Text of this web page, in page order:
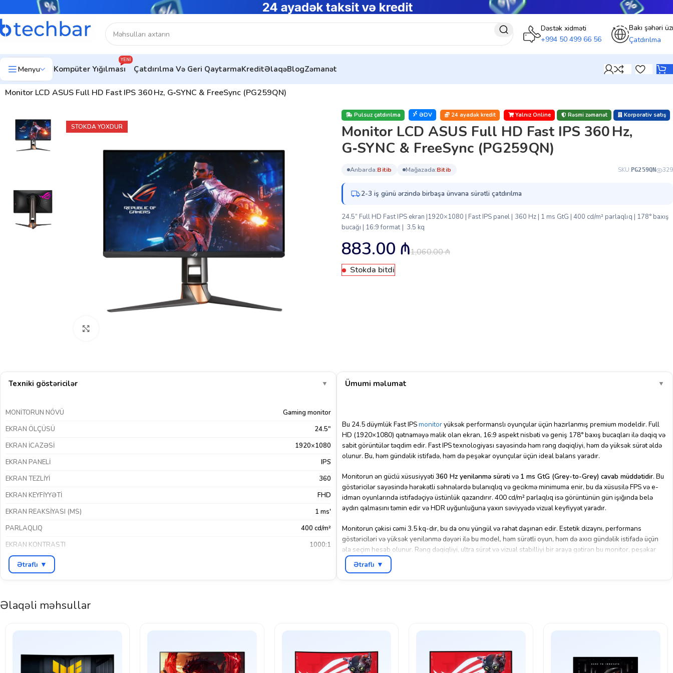
Dəstək xidməti
+994 50 499 66 56
Bakı şəhəri
Çatdırılma
Menyu Kompüter Yığılması
YENI
Çatdırılma Və Geri QaytarmaKreditƏlaqəBlogZəmanət
Ev Kompüter avadanlıqları
Monitor LCD ASUS Full HD Fast IPS 360 Hz, G‑SYNC & FreeSync (PG259QN)
STOKDA YOXDUR
Pulsuz çatdırılma ƏDV 24 ayadək kredit Yalnız Online Rəsmi zəmanət Korporativ satış
Monitor LCD ASUS Full HD Fast IPS 360 Hz,
G‑SYNC & FreeSync (PG259QN)
anbarda: bi̇ti̇b mağazada: bi̇ti̇b SKU:PG259QN 329
2-3 iş günü ərzində birbaşa ünvana sürətli çatdırılma
24.5” Full HD Fast IPS ekran |1920×1080 | Fast IPS panel | 360 Hz | 1 ms GtG | 400 cd/m² parlaqlıq | 178° baxış
bucağı | 16:9 format | 3.5 kq
1,060.00₼
883.00 ₼
Stokda bitdi
Texniki göstəricilər ▼
MONITORUN NÖVÜ
Gaming monitor
EKRAN ÖLÇÜSÜ
24.5"
EKRAN ICAZƏSI
1920×1080
EKRAN PANELI
IPS
EKRAN TEZLIYI
360
EKRAN KEYFIYYƏTI
FHD
EKRAN REAKSIYASI (MS)
1 ms'
PARLAQLIQ
400 cd/m²
EKRAN KONTRASTI
1000:1
HDR DƏSTƏYI
BREND
Ətraflı ▼
Ümumi məlumat ▼
Bu 24.5 düymlük Fast IPSmonitoryüksək performanslı oyunçular üçün hazırlanmış premium modeldir. Full
HD (1920×1080) qətnaməyə malik olan ekran, 16:9 aspekt nisbəti və geniş 178° baxış bucaqları ilə dəqiq və
sabit görüntülər təqdim edir. Fast IPS texnologiyası sayəsində həm rəng dəqiqliyi, həm də yüksək sürət əldə
olunur. Bu, həm gündəlik istifadə, həm də peşəkar oyunçular üçün ideal balans yaradır.
Monitorun ən güclü xüsusiyyəti 360 Hz yenilənmə sürətivə 1 ms GtG (Grey-to-Grey) cavab müddətidir. Bu
göstəricilər sayəsində hərəkətli səhnələrdə bulanıqlıq və gecikmə minimuma enir, bu da xüsusilə FPS və e-
idman oyunlarında istifadəçiyə üstünlük qazandırır. 400 cd/m² parlaqlıq isə görüntünün gün işığında belə
aydın qalmasını təmin edir və HDR uyğunluğuna yaxın səviyyədə vizual keyfiyyət yaradır.
Monitorun çəkisi cəmi 3.5 kq-dır, bu da onu yüngül və rahat daşınan edir. Estetik dizaynı, performans
göstəriciləri və yüksək yenilənmə dəyəri ilə bu model, həm sürətli oyun, həm də axıcı gündəlik istifadə üçün
əla seçim hesab olunur. Rəng dəqiqliyi, ultra sürət və vizual stabilliyi bir araya gətirən bu monitor, peşəkar
oyun təcrübəsi üçün əvəzolunmazdır.
Ətraflı ▼
Əlaqəli məhsullar